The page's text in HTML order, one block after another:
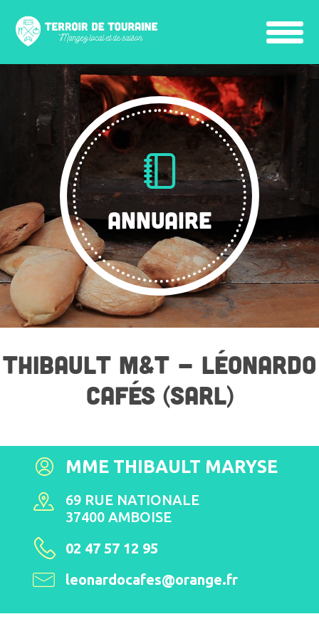
ANNUAIRE
THIBAULT M&T - LÉONARDO
CAFÉS (SARL)
MME THIBAULT MARYSE
69 RUE NATIONALE
37400 AMBOISE
02 47 57 12 95
leonardocafes@orange.fr